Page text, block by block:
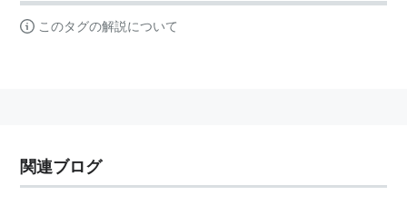
このタグの解説について
関連ブログ